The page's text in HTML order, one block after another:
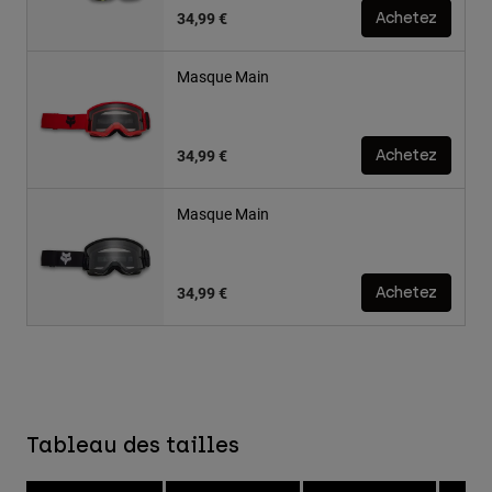
34,99 € Achetez
Masque Main
34,99 € Achetez
Masque Main
34,99 € Achetez
Tableau des tailles